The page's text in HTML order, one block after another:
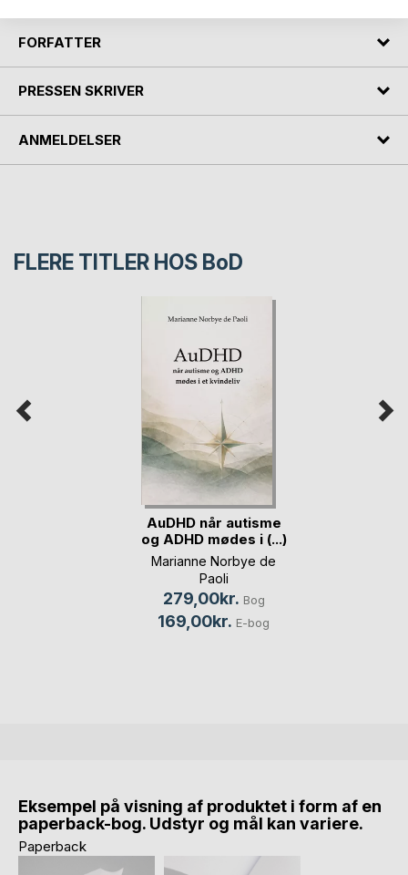
FORFATTER
PRESSEN SKRIVER
ANMELDELSER
FLERE TITLER HOS BoD
AuDHD når autisme
og ADHD mødes i (...)
Marianne Norbye de
Paoli
279,00kr. Bog
169,00kr. E-bog
Eksempel på visning af produktet i form af en
paperback-bog. Udstyr og mål kan variere.
Paperback